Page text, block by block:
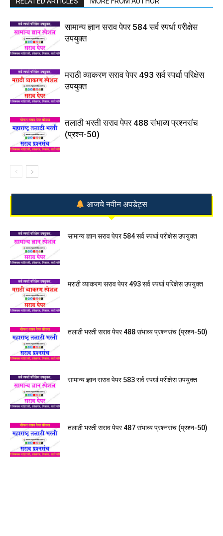
सामान्य ज्ञान सराव पेपर 584 सर्व स्पर्धा परीक्षेस
उपयुक्त
मराठी व्याकरण सराव पेपर 493 सर्व स्पर्धा परिक्षेस
उपयुक्त
तलाठी भरती सराव पेपर 488 संभाव्य प्रश्नसंच
(प्रश्न-50)
आजचे नवीन अपडेट्स
सामान्य ज्ञान सराव पेपर 584 सर्व स्पर्धा परीक्षेस उपयुक्त
मराठी व्याकरण सराव पेपर 493 सर्व स्पर्धा परिक्षेस उपयुक्त
तलाठी भरती सराव पेपर 488 संभाव्य प्रश्नसंच (प्रश्न-50)
सामान्य ज्ञान सराव पेपर 583 सर्व स्पर्धा परीक्षेस उपयुक्त
तलाठी भरती सराव पेपर 487 संभाव्य प्रश्नसंच (प्रश्न-50)